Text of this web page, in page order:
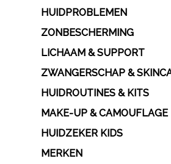
HUIDPROBLEMEN
ZONBESCHERMING
LICHAAM & SUPPORT
ZWANGERSCHAP &
HUIDROUTINES & KITS
MAKE-UP & CAMOUFLAGE
HUIDZEKER KIDS
MERKEN